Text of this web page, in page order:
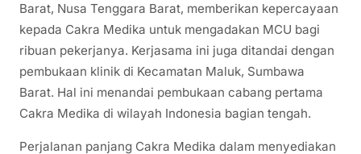
Barat, Nusa Tenggara Barat, memberikan kepercayaan
kepada Cakra Medika untuk mengadakan MCU bagi
ribuan pekerjanya. Kerjasama ini juga ditandai dengan
pembukaan klinik di Kecamatan Maluk, Sumbawa
Barat. Hal ini menandai pembukaan cabang pertama
Cakra Medika di wilayah Indonesia bagian tengah.
Perjalanan panjang Cakra Medika dalam menyediakan